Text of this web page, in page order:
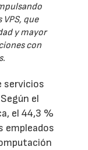
que
y mayor
con
servicios
el
el 44,3 %
empleados